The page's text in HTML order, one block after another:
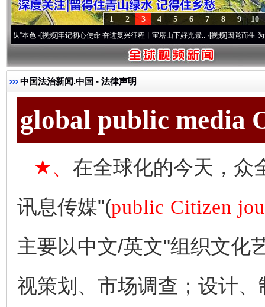
10
9
8
7
6
5
4
3
2
1
视频]牢记初心使命 奋进复兴征程丨宝塔山下好光景..·[视频]因党而生 为党而战——
中国法治新闻.中国 - 法律声明
global public media
★、 在全球化的今天，众
讯息传媒"(public Citizen
主要以中文/英文"组织文化
视策划、市场调查；设计